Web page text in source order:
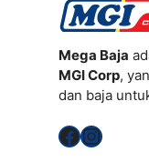
Mega Baja
MGI Corp,
dan baja
Facebook